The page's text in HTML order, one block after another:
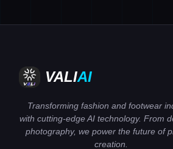
VALIAI
Transforming fashion and footwear
with cutting-edge AI technology. From
photography, we power the future of
creation.